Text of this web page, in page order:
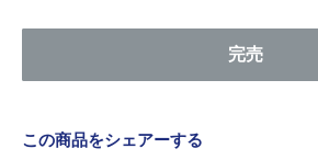
完売
この商品をシェアーする